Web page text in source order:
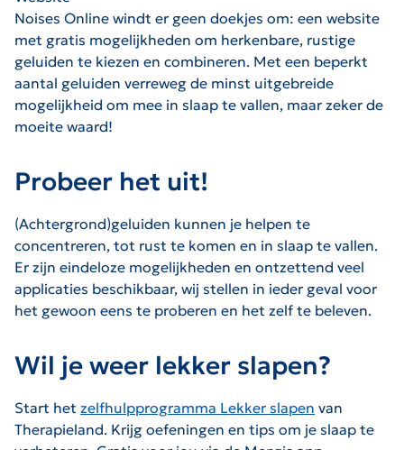
Noises Online windt er geen doekjes om: een website
met gratis mogelijkheden om herkenbare, rustige
geluiden te kiezen en combineren. Met een beperkt
aantal geluiden verreweg de minst uitgebreide
mogelijkheid om mee in slaap te vallen, maar zeker de
moeite waard!
Probeer het uit!
(Achtergrond)geluiden kunnen je helpen te
concentreren, tot rust te komen en in slaap te vallen.
Er zijn eindeloze mogelijkheden en ontzettend veel
applicaties beschikbaar, wij stellen in ieder geval voor
het gewoon eens te proberen en het zelf te beleven.
Wil je weer lekker slapen?
Start het zelfhulpprogramma Lekker slapen van
Therapieland. Krijg oefeningen en tips om je slaap te